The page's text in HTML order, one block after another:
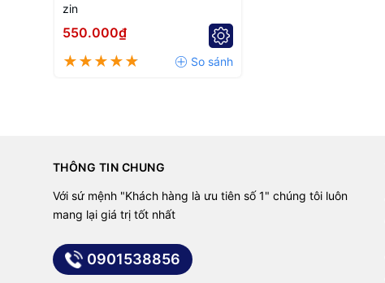
zin
550.000₫
THÔNG TIN CHUNG
Với sứ mệnh "Khách hàng là ưu tiên số 1" chúng tôi luôn
mang lại giá trị tốt nhất
0901538856